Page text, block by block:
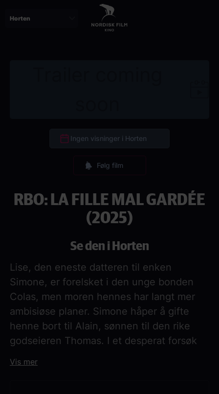
Ingen visninger i Horten
Følg film
RBO: LA FILLE MAL GARDÉE
(2025)
Se den i Horten
Lise, den eneste datteren til enken
Simone, er forelsket i den unge bonden
Colas, men moren hennes har langt mer
ambisiøse planer. Simone håper å gifte
henne bort til Alain, sønnen til den rike
godseieren Thomas. I et desperat forsøk
Vis mer